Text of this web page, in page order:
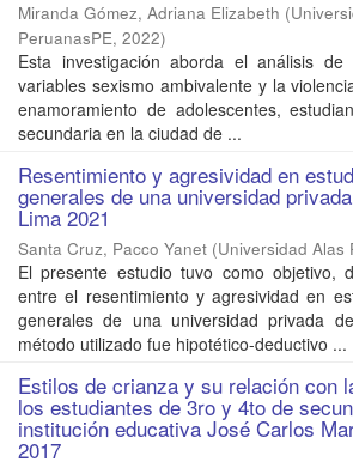
Miranda Gómez, Adriana Elizabeth (
PeruanasPE, 2022)
Esta investigación aborda el análisis
variables sexismo ambivalente y la
enamoramiento de adolescentes,
secundaria en la ciudad de ...
Resentimiento y agresividad en
generales de una universidad
Lima 2021
Santa Cruz, Pacco Yanet (Universidad Alas
El presente estudio tuvo como objetivo,
entre el resentimiento y agresividad en
generales de una universidad privada
método utilizado fue hipotético-deductivo ...
Estilos de crianza y su relación con
los estudiantes de 3ro y 4to de
institución educativa José Carlos
2017